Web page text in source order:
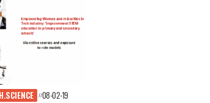
08-02-19